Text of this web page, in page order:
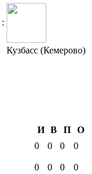
:
Кузбасс (Кемерово)
И В П
О
0 0 0 0
0 0 0 0